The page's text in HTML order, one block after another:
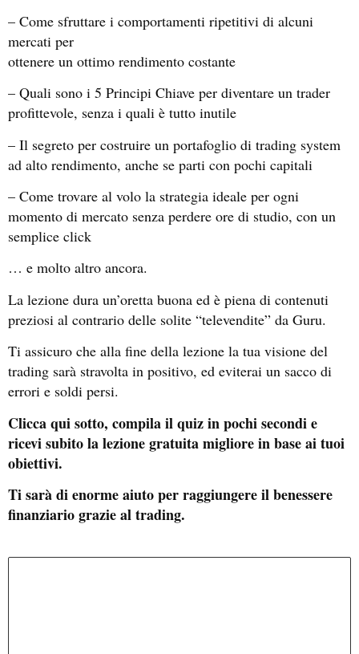
– Come sfruttare i comportamenti ripetitivi di alcuni
mercati per
ottenere un ottimo rendimento costante
– Quali sono i 5 Principi Chiave per diventare un trader
profittevole, senza i quali è tutto inutile
– Il segreto per costruire un portafoglio di trading system
ad alto rendimento, anche se parti con pochi capitali
– Come trovare al volo la strategia ideale per ogni
momento di mercato senza perdere ore di studio, con un
semplice click
… e molto altro ancora.
La lezione dura un’oretta buona ed è piena di contenuti
preziosi al contrario delle solite “televendite” da Guru.
Ti assicuro che alla fine della lezione la tua visione del
trading sarà stravolta in positivo, ed eviterai un sacco di
errori e soldi persi.
Clicca qui sotto, compila il quiz in pochi secondi e
ricevi subito la lezione gratuita migliore in base ai tuoi
obiettivi.
Ti sarà di enorme aiuto per raggiungere il benessere
finanziario grazie al trading.